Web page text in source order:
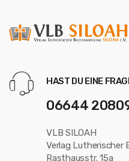
HAST DU EINE
06644
VLB SILOAH
Verlag Lutherischer
Rasthausstr. 15a